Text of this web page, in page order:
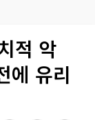
적 악
에 유리